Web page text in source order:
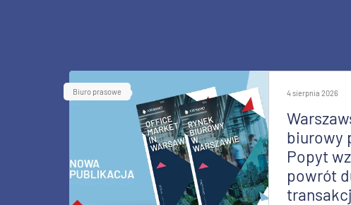
Biuro prasowe 4 sierpnia 2026
biurowy
Popyt
powrót